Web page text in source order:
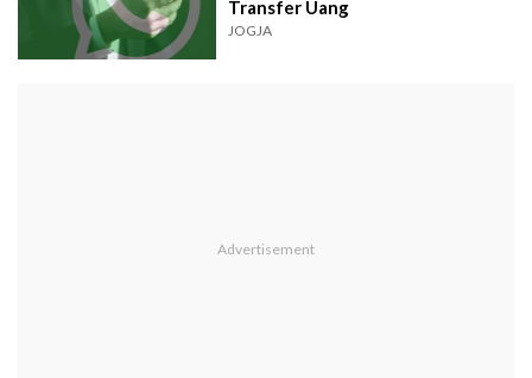
Transfer Uang
JOGJA